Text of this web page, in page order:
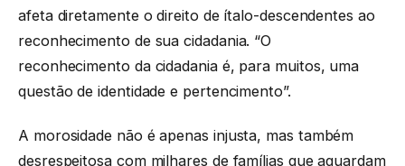
afeta diretamente o direito de ítalo-descendentes ao
reconhecimento de sua cidadania. “O
reconhecimento da cidadania é, para muitos, uma
questão de identidade e pertencimento”.
A morosidade não é apenas injusta, mas também
desrespeitosa com milhares de famílias que aguardam